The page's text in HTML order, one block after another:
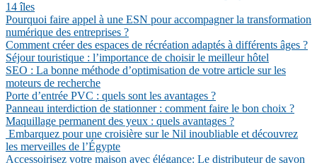
14 îles
Pourquoi faire appel à une ESN pour accompagner la transformation
numérique des entreprises ?
Comment créer des espaces de récréation adaptés à différents âges ?
Séjour touristique : l’importance de choisir le meilleur hôtel
SEO : La bonne méthode d’optimisation de votre article sur les
moteurs de recherche
Porte d’entrée PVC : quels sont les avantages ?
Panneau interdiction de stationner : comment faire le bon choix ?
Maquillage permanent des yeux : quels avantages ?
Embarquez pour une croisière sur le Nil inoubliable et découvrez
les merveilles de l’Égypte
Accessoirisez votre maison avec élégance: Le distributeur de savon